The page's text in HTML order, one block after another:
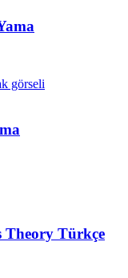
Theory Türkçe